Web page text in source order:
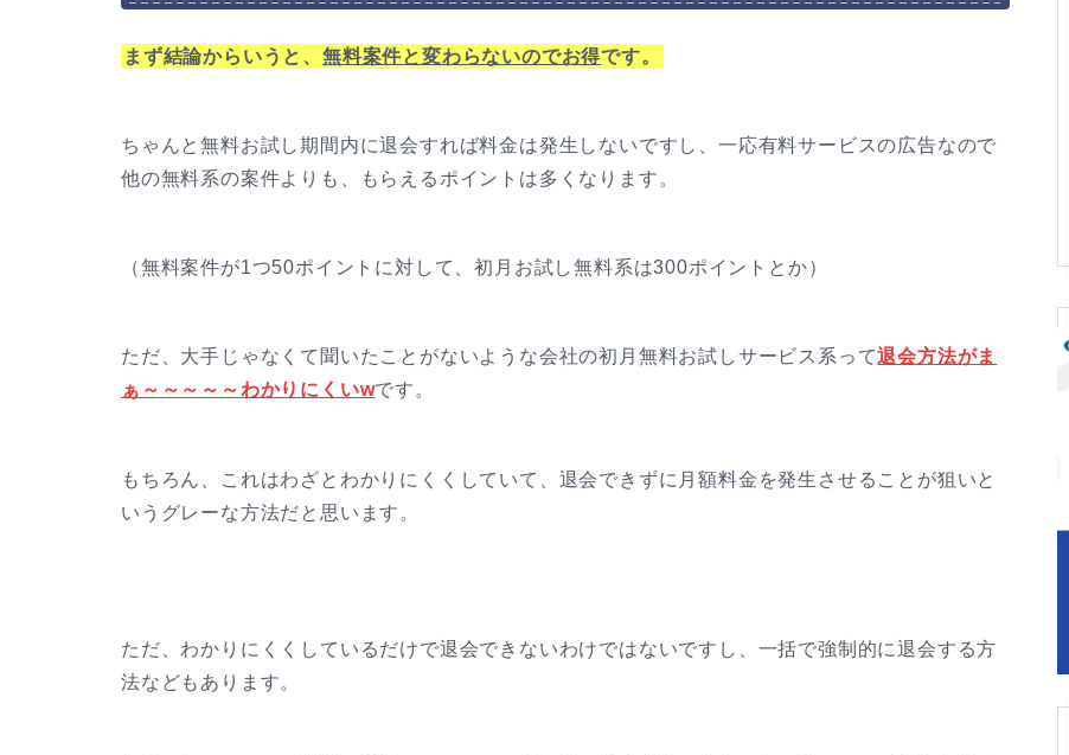
まず結論からいうと、 無料案件と変わらないのでお得です。
ちゃんと無料お試し期間内に退会すれば料金は発生しないですし、一応有料サービスの広告なので
他の無料系の案件よりも、もらえるポイントは多くなります。
（無料案件が1つ50ポイントに対して、初月お試し無料系は300ポイントとか）
ただ、大手じゃなくて聞いたことがないような会社の初月無料お試しサービス系って退会方法がま
ぁ～～～～～わかりにくいwです。
もちろん、これはわざとわかりにくくしていて、退会できずに月額料金を発生させることが狙いと
いうグレーな方法だと思います。
ただ、わかりにくくしているだけで退会できないわけではないですし、一括で強制的に退会する方
法などもあります。